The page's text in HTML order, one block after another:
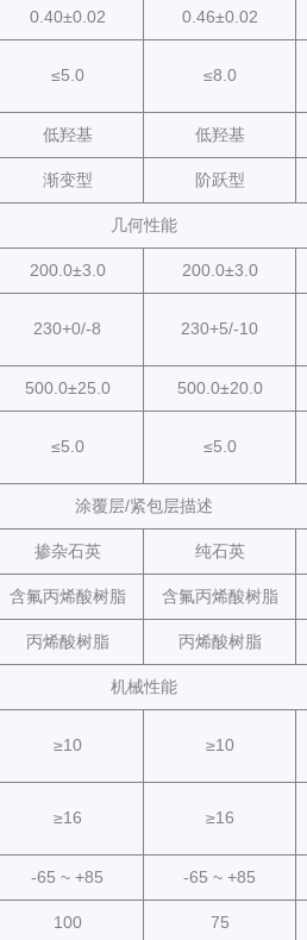
0.40±0.02 0.46±0.02
≤5.0 ≤8.0
低羟基 低羟基
渐变型 阶跃型
几何性能
200.0±3.0 200.0±3.0
230+0/-8 230+5/-10
500.0±25.0 500.0±20.0
≤5.0 ≤5.0
涂覆层/紧包层描述
掺杂石英 纯石英
含氟丙烯酸树脂 含氟丙烯酸树脂
丙烯酸树脂 丙烯酸树脂
机械性能
≥10 ≥10
≥16 ≥16
-65 ~ +85 -65 ~ +85
100 75